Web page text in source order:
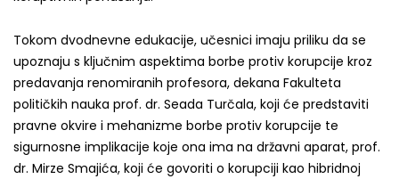
Tokom dvodnevne edukacije, učesnici imaju priliku da se
upoznaju s ključnim aspektima borbe protiv korupcije kroz
predavanja renomiranih profesora, dekana Fakulteta
političkih nauka prof. dr. Seada Turčala, koji će predstaviti
pravne okvire i mehanizme borbe protiv korupcije te
sigurnosne implikacije koje ona ima na državni aparat, prof.
dr. Mirze Smajića, koji će govoriti o korupciji kao hibridnoj